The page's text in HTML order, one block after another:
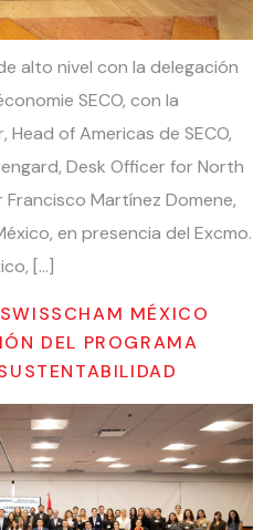
alto nivel con la delegación
SECO, con la
of Americas de SECO,
Desk Officer for North
Martínez Domene,
en presencia del Excmo.
[…]
MÉXICO
DEL PROGRAMA